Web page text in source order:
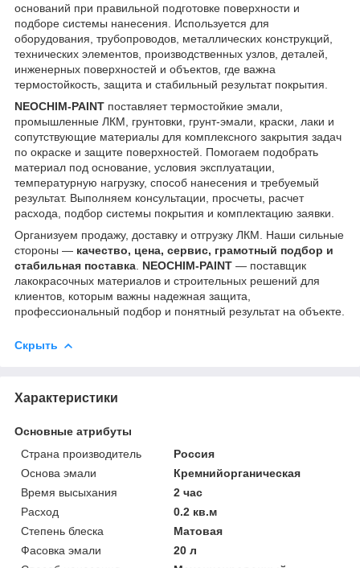
оснований при правильной подготовке поверхности и
подборе системы нанесения. Используется для
оборудования, трубопроводов, металлических конструкций,
технических элементов, производственных узлов, деталей,
инженерных поверхностей и объектов, где важна
термостойкость, защита и стабильный результат покрытия.
NEOCHIM-PAINT поставляет термостойкие эмали,
промышленные ЛКМ, грунтовки, грунт-эмали, краски, лаки и
сопутствующие материалы для комплексного закрытия задач
по окраске и защите поверхностей. Помогаем подобрать
материал под основание, условия эксплуатации,
температурную нагрузку, способ нанесения и требуемый
результат. Выполняем консультации, просчеты, расчет
расхода, подбор системы покрытия и комплектацию заявки.
Организуем продажу, доставку и отгрузку ЛКМ. Наши сильные
стороны — качество, цена, сервис, грамотный подбор и
стабильная поставка NEOCHIM-PAINT — поставщик
лакокрасочных материалов и строительных решений для
клиентов, которым важны надежная защита,
профессиональный подбор и понятный результат на объекте.
Скрыть
Характеристики
Основные атрибуты
Страна производитель
Россия
Основа эмали
Кремнийорганическая
Время высыхания
2 час
Расход
0.2 кв.м
Степень блеска
Матовая
Фасовка эмали
20 л